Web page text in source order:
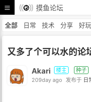
摸鱼论坛
全部 日常 技术 分享 好玩
又多了个可以水的论
Akari 楼主
种子
209day ago
发布于 日